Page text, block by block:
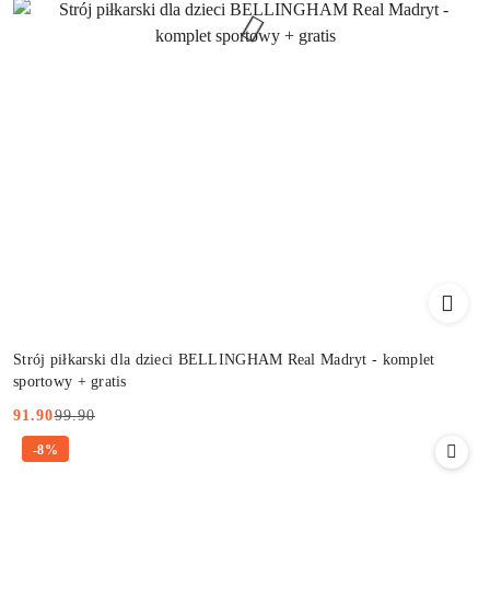
Strój piłkarski dla dzieci BELLINGHAM Real Madryt - komplet
sportowy + gratis
Cena
promocyjna:
91.90
Cena
przed
99.90
-8%